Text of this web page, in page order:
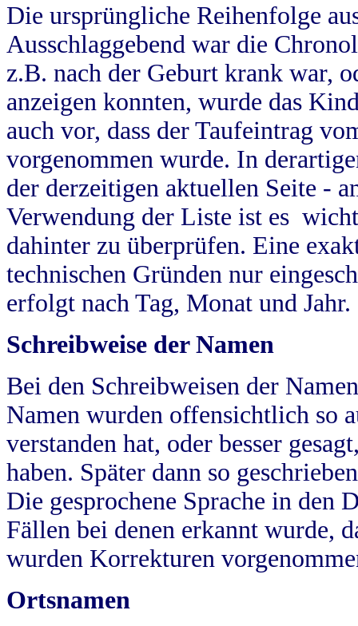
Die ursprüngliche Reihenfolge
Ausschlaggebend war die
z.B. nach der Geburt krank war,
anzeigen konnten, wurde das
auch vor, dass der Taufeintrag
vorgenommen wurde. In
der derzeitigen aktuellen Seite -
Verwendung der Liste ist es
dahinter zu überprüfen. Eine
technischen Gründen nur
erfolgt nach Tag, Monat und Jahr.
Schreibweise der Namen
Bei den Schreibweisen der
Namen wurden offensichtlich so
verstanden hat, oder besser
haben. Später dann so
Die gesprochene Sprache in
Fällen bei denen erkannt wurde,
wurden Korrekturen
Ortsnamen